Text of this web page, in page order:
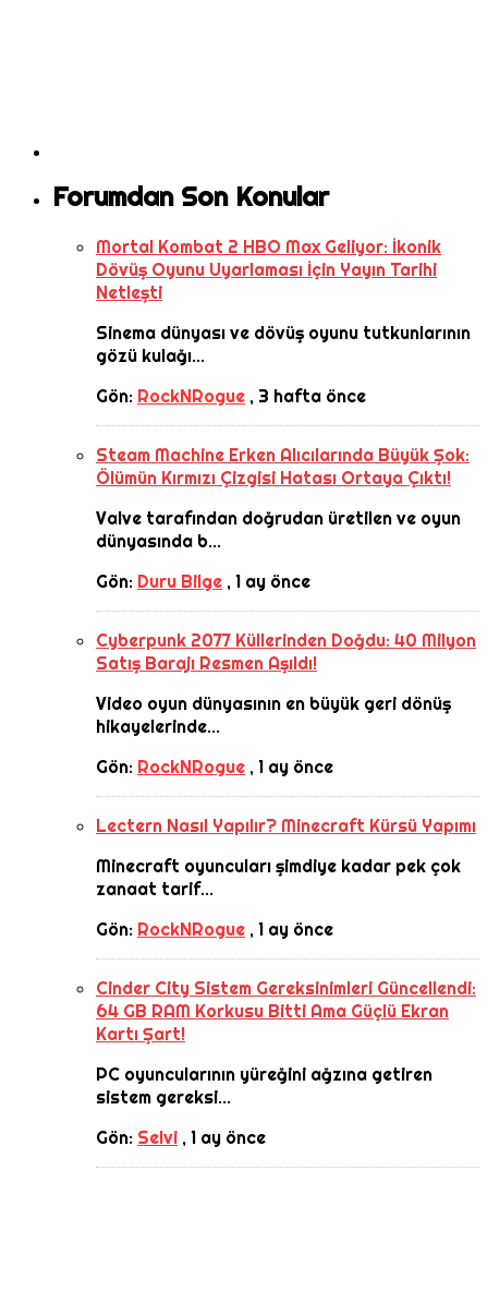
Forumdan Son Konular
Mortal Kombat 2 HBO Max Geliyor: İkonik
Dövüş Oyunu Uyarlaması İçin Yayın Tarihi
Netleşti
Sinema dünyası ve dövüş oyunu tutkunlarının
gözü kulağı...
Gön: RockNRogue , 3 hafta önce
Steam Machine Erken Alıcılarında Büyük Şok:
Ölümün Kırmızı Çizgisi Hatası Ortaya Çıktı!
Valve tarafından doğrudan üretilen ve oyun
dünyasında b...
Gön: Duru Bilge ,1 ay önce
Cyberpunk 2077 Küllerinden Doğdu: 40 Milyon
Satış Barajı Resmen Aşıldı!
Video oyun dünyasının en büyük geri dönüş
hikayelerinde...
Gön: RockNRogue ,1 ay önce
Lectern Nasıl Yapılır? Minecraft Kürsü Yapımı
Minecraft oyuncuları şimdiye kadar pek çok
zanaat tarif...
Gön: RockNRogue ,1 ay önce
Cinder City Sistem Gereksinimleri Güncellendi:
64 GB RAM Korkusu Bitti Ama Güçlü Ekran
Kartı Şart!
PC oyuncularının yüreğini ağzına getiren
sistem gereksi...
Gön: Selvi ,1 ay önce